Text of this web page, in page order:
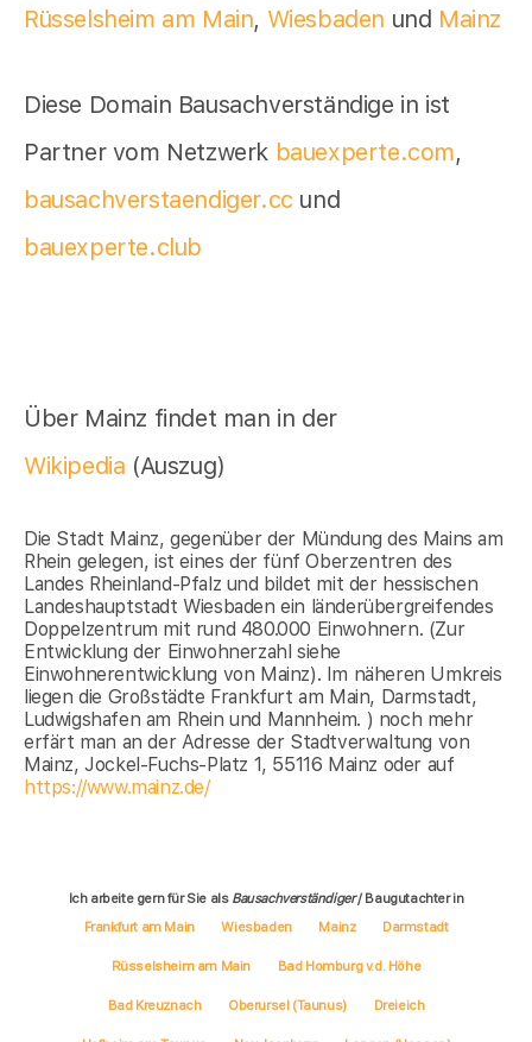
Rüsselsheim am Main, Wiesbaden und Mainz
Diese Domain Bausachverständige in ist
Partner vom Netzwerk bauexperte.com,
bausachverstaendiger.cc und
bauexperte.club
Über Mainz findet man in der
Wikipedia (Auszug)
Die Stadt Mainz, gegenüber der Mündung des Mains am
Rhein gelegen, ist eines der fünf Oberzentren des
Landes Rheinland-Pfalz und bildet mit der hessischen
Landeshauptstadt Wiesbaden ein länderübergreifendes
Doppelzentrum mit rund 480.000 Einwohnern. (Zur
Entwicklung der Einwohnerzahl siehe
Einwohnerentwicklung von Mainz). Im näheren Umkreis
liegen die Großstädte Frankfurt am Main, Darmstadt,
Ludwigshafen am Rhein und Mannheim. ) noch mehr
erfärt man an der Adresse der Stadtverwaltung von
Mainz, Jockel-Fuchs-Platz 1, 55116 Mainz oder auf
https://www.mainz.de/
Ich arbeite gern für Sie als Bausachverständiger/ Baugutachter in
Frankfurt am Main
Wiesbaden Mainz Darmstadt
Rüsselsheim am Main Bad Homburg v.d. Höhe
Bad Kreuznach Oberursel (Taunus) Dreieich